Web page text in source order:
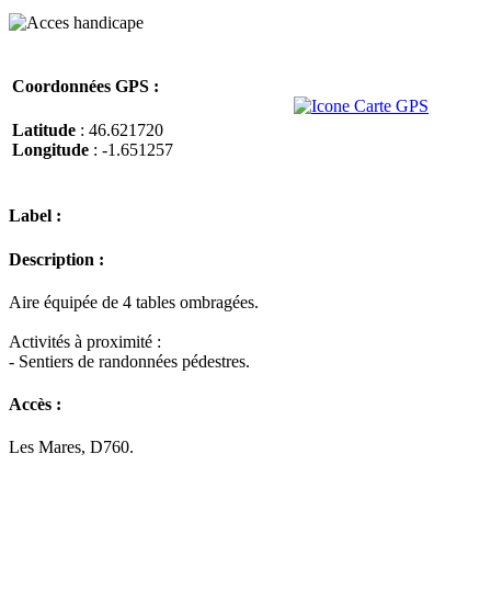
Coordonnées GPS :
Latitude : 46.621720
Longitude : -1.651257
Label :
Description :
Aire équipée de 4 tables ombragées.
Activités à proximité :
- Sentiers de randonnées pédestres.
Accès :
Les Mares, D760.